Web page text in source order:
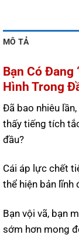
MÔ TẢ
Bạn Có Đang
Hình Trong
Đã bao nhiêu
thấy tiếng tích
đầu?
Cái áp lực chết
thể hiện bản lĩnh
Bạn vội vã, bạn
sớm hơn mong